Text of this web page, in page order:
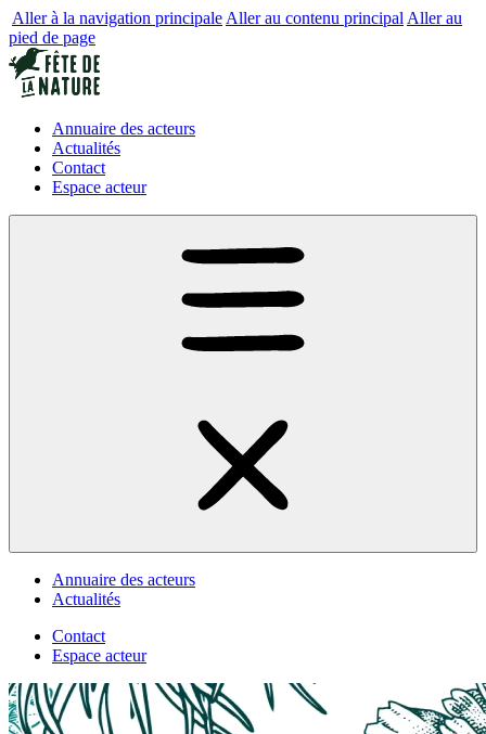
Aller à la navigation principale Aller au contenu principal Aller au
pied de page
Annuaire des acteurs
Actualités
Contact
Espace acteur
Annuaire des acteurs
Actualités
Contact
Espace acteur